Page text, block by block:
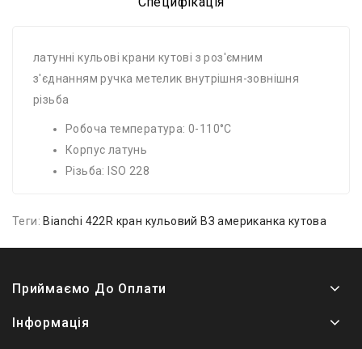
латунні кульові крани кутові з роз'ємним
з'єднанням ручка метелик внутрішня-зовнішня
різьба
Робоча температура: 0-110°C
Корпус латунь
Різьба: ISO 228
Теги: Bianchi 422R кран кульовий ВЗ американка кутова
Приймаємо До Оплати
Інформація